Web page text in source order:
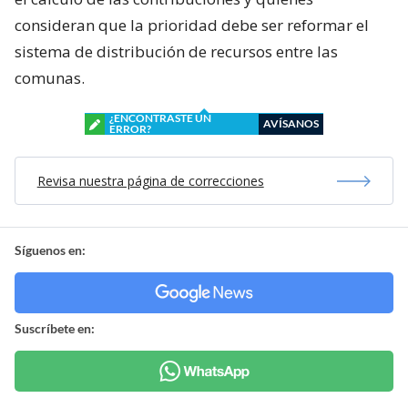
consideran que la prioridad debe ser reformar el
sistema de distribución de recursos entre las
comunas.
¿ENCONTRASTE UN
ERROR?
AVÍSANOS
Revisa nuestra página de correcciones
Síguenos en:
Suscríbete en: